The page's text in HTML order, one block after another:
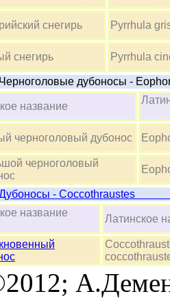
снегирь Pyrrhula
снегирь Pyrrhula
дубоносы -
название
черноголовый дубонос
черноголовый
Дубоносы -
название